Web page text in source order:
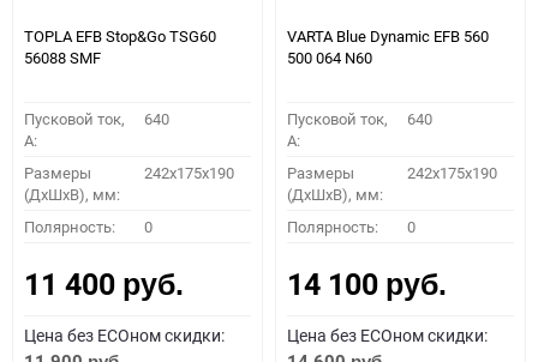
TOPLA EFB Stop&Go TSG60
56088 SMF
Пусковой ток,
A:
640
Размеры
(ДхШхВ), мм:
242x175x190
Полярность: 0
11 400 руб.
Цена без ECOном скидки:
VARTA Blue Dynamic EFB 560
500 064 N60
Пусковой ток,
A:
640
Размеры
(ДхШхВ), мм:
242x175x190
Полярность: 0
14 100 руб.
Цена без ECOном скидки: